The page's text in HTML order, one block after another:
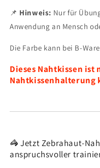
📌 Hinweis: Nur für
Anwendung an Mensch
Die Farbe kann bei B-
Dieses Nahtkissen
Nahtkissenhalterung
🦓 Jetzt Zebrahaut-
anspruchsvoller